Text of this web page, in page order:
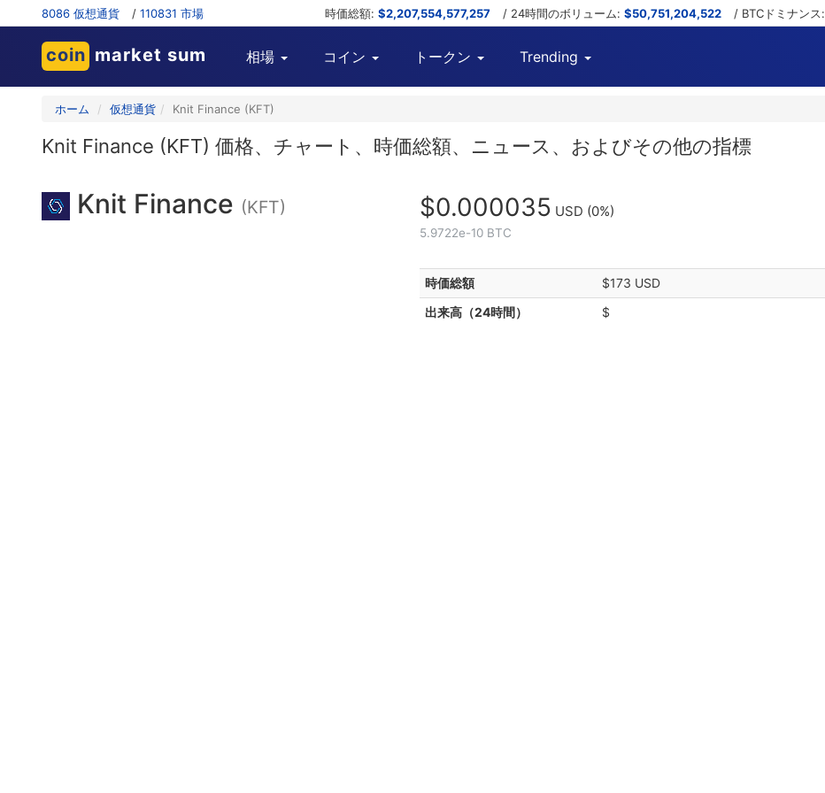
8086 仮想通貨 / 110831 市場 時価総額: $2,207,554,577,257 / 24時間のボリューム: $50,751,204,522 / BTCドミナンス:
coin market sum 相場 コイン トークン Trending
ホーム 仮想通貨 Knit Finance (KFT)
Knit Finance (KFT) 価格、チャート、時価総額、ニュース、およびその他の指標
Knit Finance (KFT) $0.000035 USD (0%)
5.9722e-10 BTC
時価総額
$173 USD
出来高（24時間）
$